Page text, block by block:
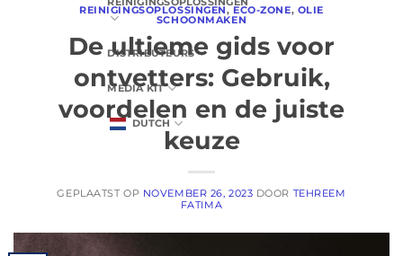
DISTRIBUTEURS
MEDIA KIT
DUTCH
REINIGINGSOPLOSSINGEN, ECO-ZONE, OLIE
SCHOONMAKEN
De ultieme gids voor
ontvetters: Gebruik,
voordelen en de juiste
keuze
GEPLAATST OP NOVEMBER 26, 2023 DOOR TEHREEM
FATIMA